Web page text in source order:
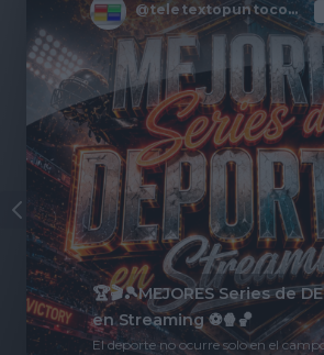
@teletextopuntocom
🏆🎬🎾MEJORES Series de
en Streaming ⚽🍿🏀
El deporte no ocurre solo en el